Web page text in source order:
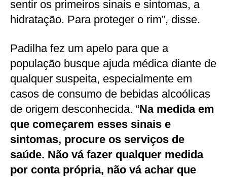
sentir os primeiros sinais e sintomas, a
hidratação. Para proteger o rim”, disse.
Padilha fez um apelo para que a
população busque ajuda médica diante de
qualquer suspeita, especialmente em
casos de consumo de bebidas alcoólicas
de origem desconhecida. “Na medida em
que começarem esses sinais e
sintomas, procure os serviços de
saúde. Não vá fazer qualquer medida
por conta própria, não vá achar que